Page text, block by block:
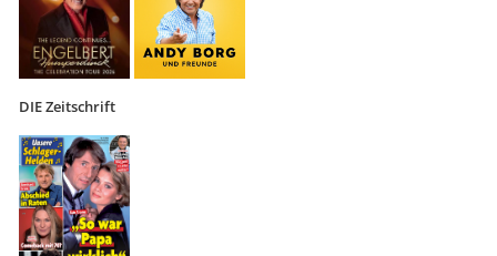
DIE Zeitschrift